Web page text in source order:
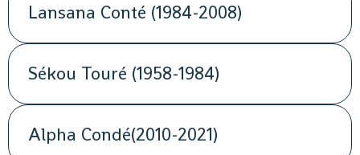
Lansana Conté (1984-2008)
Sékou Touré (1958-1984)
Alpha Condé(2010-2021)